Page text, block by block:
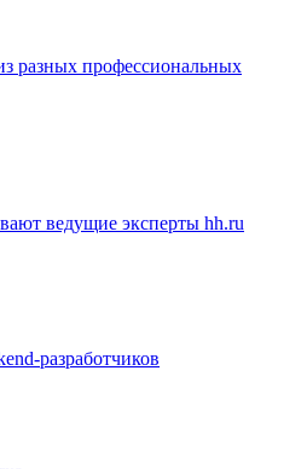
разных профессиональных
ведущие эксперты hh.ru
разработчиков